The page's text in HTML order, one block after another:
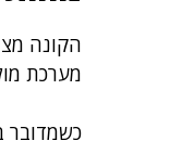
הקונה
מערכת
כשמדובר